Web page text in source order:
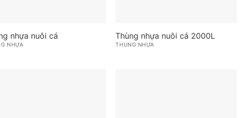
nhựa nuôi cá
NHỰA
Thùng nhựa nuôi cá 2000L
THÙNG NHỰA